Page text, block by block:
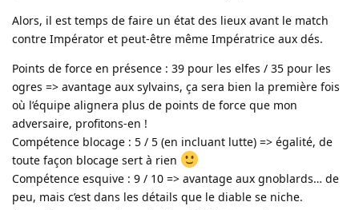
Alors, il est temps de faire un état des lieux avant le match
contre Impérator et peut-être même Impératrice aux dés.
Points de force en présence : 39 pour les elfes / 35 pour les
ogres => avantage aux sylvains, ça sera bien la première fois
où l’équipe alignera plus de points de force que mon
adversaire, profitons-en !
Compétence blocage : 5 / 5 (en incluant lutte) => égalité, de
toute façon blocage sert à rien
Compétence esquive : 9 / 10 => avantage aux gnoblards… de
peu, mais c’est dans les détails que le diable se niche.